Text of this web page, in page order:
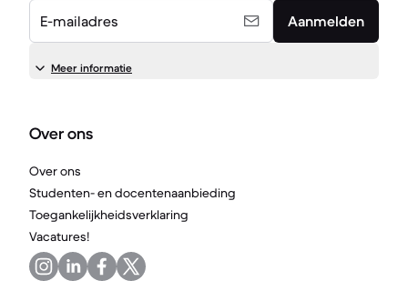
E-mailadres Aanmelden
Meer informatie
Over ons
Over ons
Studenten- en docentenaanbieding
Toegankelijkheidsverklaring
Vacatures!